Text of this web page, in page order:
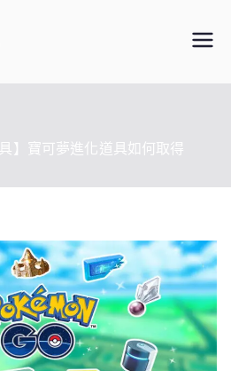
】寶可夢進化道具如何取得